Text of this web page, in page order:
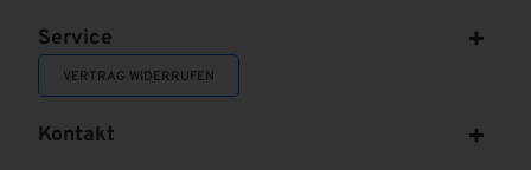
Service
VERTRAG WIDERRUFEN
Kontakt